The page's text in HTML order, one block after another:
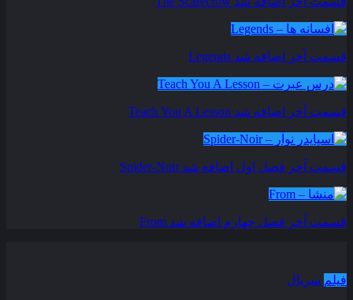
قسمت آخر اضافه شد Legends
قسمت آخر اضافه شد Teach You A Lesson
قسمت آخر فصل اول اضافه شد Spider-Noir
قسمت آخر فصل چهارم اضافه شد From
فیلم سریال